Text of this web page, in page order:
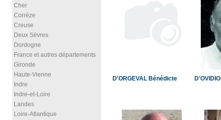
Cher
Corrèze
Creuse
Deux Sèvres
Dordogne
France et autres départements
Gironde
Haute-Vienne
Indre
Indre-et-Loire
Landes
Loire-Atlantique
D'ORGEVAL Bénédicte